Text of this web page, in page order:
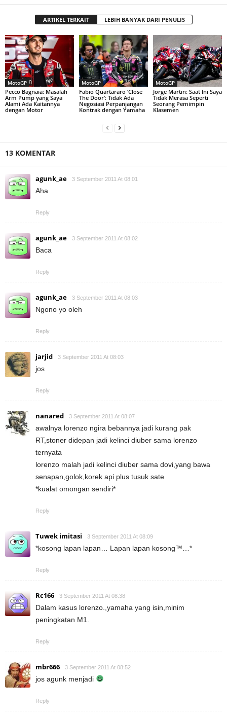
ARTIKEL TERKAIT LEBIH BANYAK DARI PENULIS
MotoGP
Pecco Bagnaia: Masalah
Arm Pump yang Saya
Alami Ada Kaitannya
dengan Motor
MotoGP
Fabio Quartararo ‘Close
The Door’: Tidak Ada
Negosiasi Perpanjangan
Kontrak dengan Yamaha
MotoGP
Jorge Martin: Saat Ini Saya
Tidak Merasa Seperti
Seorang Pemimpin
Klasemen
13 KOMENTAR
agunk_ae 3 September 2011 At 08:01
Aha
Reply
agunk_ae 3 September 2011 At 08:02
Baca
Reply
agunk_ae 3 September 2011 At 08:03
Ngono yo oleh
Reply
jarjid 3 September 2011 At 08:03
jos
Reply
nanared 3 September 2011 At 08:07
awalnya lorenzo ngira bebannya jadi kurang pak
RT,stoner didepan jadi kelinci diuber sama lorenzo
ternyata
lorenzo malah jadi kelinci diuber sama dovi,yang bawa
senapan,golok,korek api plus tusuk sate
*kualat omongan sendiri*
Reply
Tuwek imitasi 3 September 2011 At 08:09
*kosong lapan lapan… Lapan lapan kosong™…*
Reply
Rc166 3 September 2011 At 08:38
Dalam kasus lorenzo.,yamaha yang isin,minim
peningkatan M1.
Reply
mbr666 3 September 2011 At 08:52
jos agunk menjadi
Reply